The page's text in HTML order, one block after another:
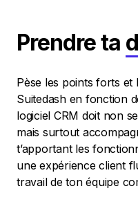
Prendre ta
Pèse les points forts et
Suitedash en fonction
logiciel CRM doit non
mais surtout
t’apportant les
une expérience client
travail de ton équipe